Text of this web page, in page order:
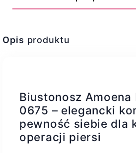
Opis produktu
Biustonosz Amoena
0675 – elegancki
pewność siebie dla
operacji piersi